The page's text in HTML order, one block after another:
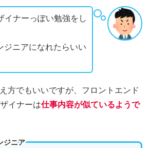
イナーっぽい勉強をし
ジニアになれたらいい
方でもいいですが、フロントエンド
イナーは仕事内容が似ているようで
ジニア